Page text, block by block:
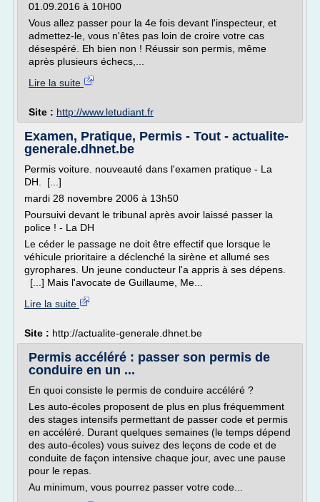
01.09.2016 à 10H00
Vous allez passer pour la 4e fois devant l'inspecteur, et
admettez-le, vous n'êtes pas loin de croire votre cas
désespéré. Eh bien non ! Réussir son permis, même
après plusieurs échecs,...
Lire la suite
Site : http://www.letudiant.fr
Examen, Pratique, Permis - Tout - actualite-
generale.dhnet.be
Permis voiture. nouveauté dans l'examen pratique - La
DH. [...]
mardi 28 novembre 2006 à 13h50
Poursuivi devant le tribunal après avoir laissé passer la
police ! - La DH
Le céder le passage ne doit être effectif que lorsque le
véhicule prioritaire a déclenché la sirène et allumé ses
gyrophares. Un jeune conducteur l'a appris à ses dépens.
[...] Mais l'avocate de Guillaume, Me...
Lire la suite
Site : http://actualite-generale.dhnet.be
Permis accéléré : passer son permis de
conduire en un ...
En quoi consiste le permis de conduire accéléré ?
Les auto-écoles proposent de plus en plus fréquemment
des stages intensifs permettant de passer code et permis
en accéléré. Durant quelques semaines (le temps dépend
des auto-écoles) vous suivez des leçons de code et de
conduite de façon intensive chaque jour, avec une pause
pour le repas.
Au minimum, vous pourrez passer votre code...